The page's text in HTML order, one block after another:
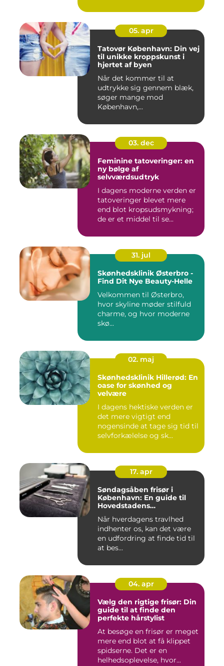
05. apr
Tatovør København: Din vej
til unikke kroppskunst i
hjertet af byen
Når det kommer til at
udtrykke sig gennem blæk,
søger mange mod
København,...
03. dec
Feminine tatoveringer: en
ny bølge af
selvværdsudtryk
I dagens moderne verden er
tatoveringer blevet mere
end blot kropsudsmykning;
de er et middel til se...
31. jul
Skønhedsklinik Østerbro -
Find Dit Nye Beauty-Helle
Velkommen til Østerbro,
hvor skyline møder stilfuld
charme, og hvor moderne
skø...
02. maj
Skønhedsklinik Hillerød: En
oase for skønhed og
velvære
I dagens hektiske verden er
det mere vigtigt end
nogensinde at tage sig tid til
selvforkælelse og sk...
17. apr
Søndagsåben frisør i
København: En guide til
Hovedstadens
Når hverdagens travlhed
indhenter os, kan det være
en udfordring at finde tid til
at bes...
04. apr
Vælg den rigtige frisør: Din
guide til at finde den
perfekte hårstylist
At besøge en frisør er meget
mere end blot at få klippet
spidserne. Det er en
helhedsoplevelse, hvor...